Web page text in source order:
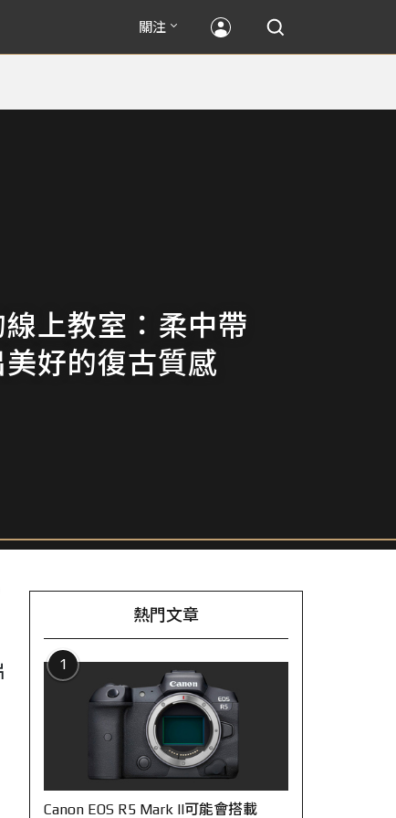
關注
上教室：柔中帶
好的復古質感
熱門文章
1
Canon EOS R5 Mark II可能會搭載